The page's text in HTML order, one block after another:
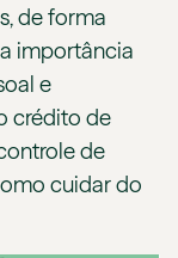
de forma
importância
e
crédito de
de
cuidar do